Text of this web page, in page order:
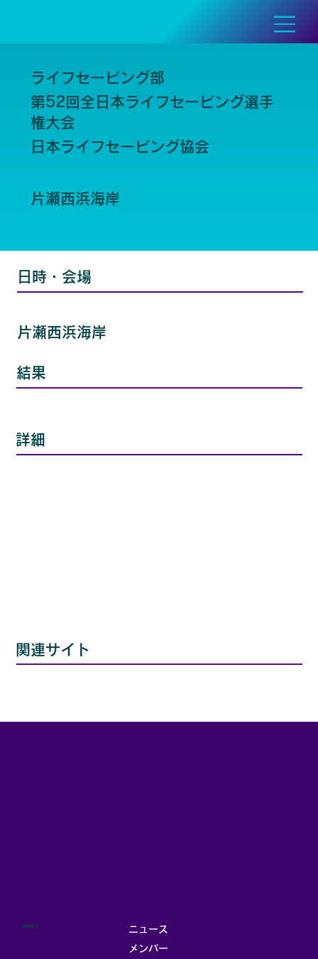
ライフセービング部
第52回全日本ライフセービング選手
権大会
日本ライフセービング協会
片瀬西浜海岸
日時・会場
片瀬西浜海岸
結果
詳細
​関連サイト
ニュース
メンバー
MENU